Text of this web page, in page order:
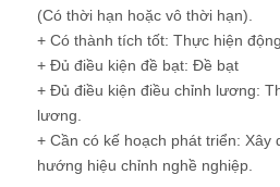
(Có thời hạn hoặc vô thời hạn).
+ Có thành tích tốt: Thực hiện
+ Đủ điều kiện đề bạt: Đề bạt
+ Đủ điều kiện điều chỉnh lương:
lương.
+ Cần có kế hoạch phát triển: Xây
hướng hiệu chỉnh nghề nghiệp.